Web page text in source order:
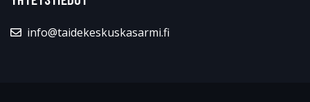
info@taidekeskuskasarmi.fi